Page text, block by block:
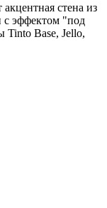
стена из
с эффектом "под
Tinto Base, Jello,